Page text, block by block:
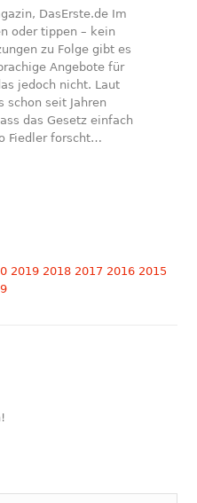
DasErste.de Im
oder tippen – kein
zu Folge gibt es
Angebote für
jedoch nicht. Laut
schon seit Jahren
das Gesetz einfach
Fiedler forscht…
2019 2018 2017 2016 2015